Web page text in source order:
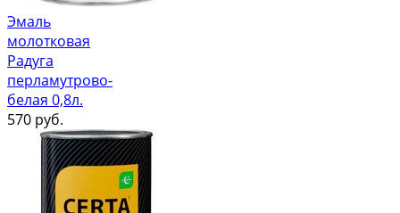
Эмаль
молотковая
Радуга
перламутрово-
белая 0,8л.
570 руб.